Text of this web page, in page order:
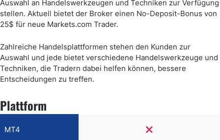
Auswahl an Handelswerkzeugen und Techniken zur Verfügung
stellen. Aktuell bietet der Broker einen No-Deposit-Bonus von
25$ für neue Markets.com Trader.
Zahlreiche Handelsplattformen stehen den Kunden zur
Auswahl und jede bietet verschiedene Handelswerkzeuge und
Techniken, die Tradern dabei helfen können, bessere
Entscheidungen zu treffen.
Plattform
MT4